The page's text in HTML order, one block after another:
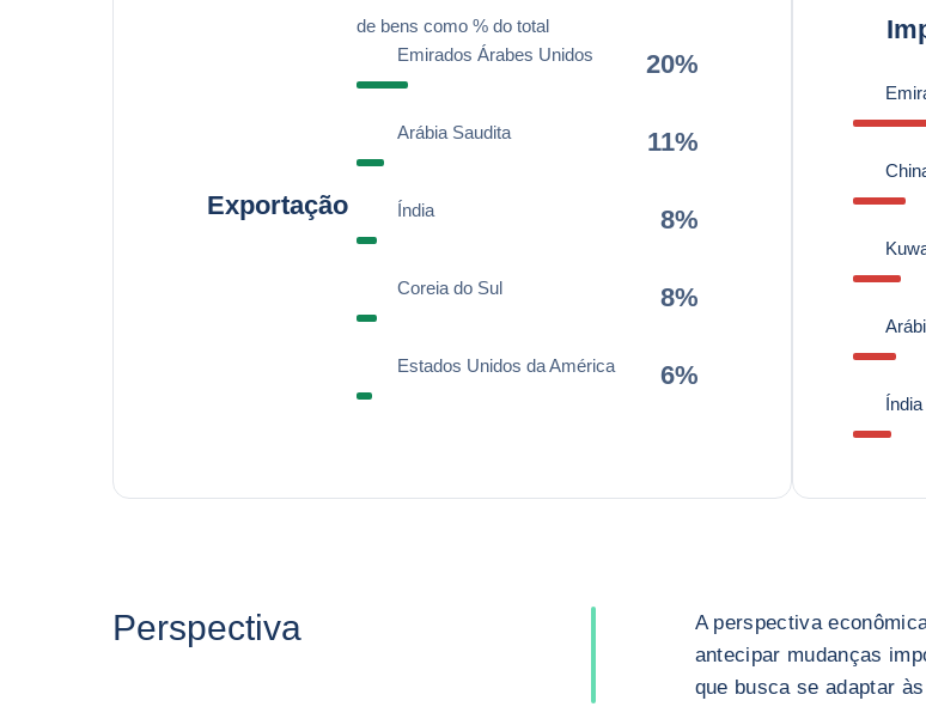
Exportação
de bens como % do total
Emirados Árabes Unidos
20%
Arábia Saudita 11%
Índia 8%
Coreia do Sul 8%
Estados Unidos da América 6%
Índia
Perspectiva
A perspectiva
antecipar mudanças
que busca se adaptar